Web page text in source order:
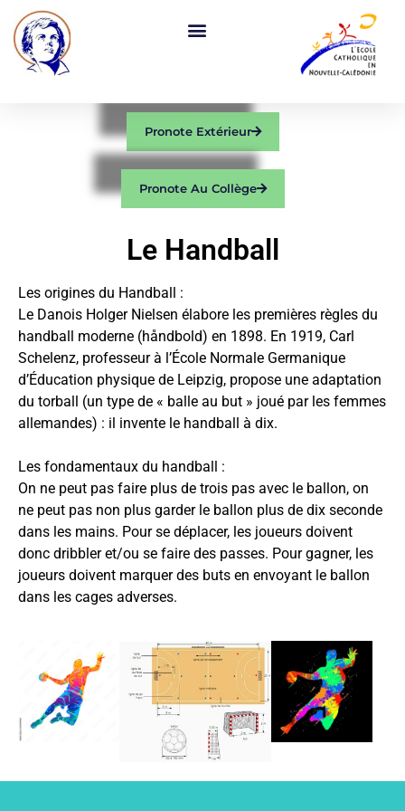
Pronote Extérieur
Pronote Au Collège
Le Handball
Les origines du Handball :
Le Danois Holger Nielsen élabore les premières règles du
handball moderne (håndbold) en 1898. En 1919, Carl
Schelenz, professeur à l’École Normale Germanique
d’Éducation physique de Leipzig, propose une adaptation
du torball (un type de « balle au but » joué par les femmes
allemandes) : il invente le handball à dix.
Les fondamentaux du handball :
On ne peut pas faire plus de trois pas avec le ballon, on
ne peut pas non plus garder le ballon plus de dix seconde
dans les mains. Pour se déplacer, les joueurs doivent
donc dribbler et/ou se faire des passes. Pour gagner, les
joueurs doivent marquer des buts en envoyant le ballon
dans les cages adverses.